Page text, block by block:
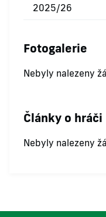
2025/26
Fotogalerie
Nebyly nalezeny
Články o hráči
Nebyly nalezeny